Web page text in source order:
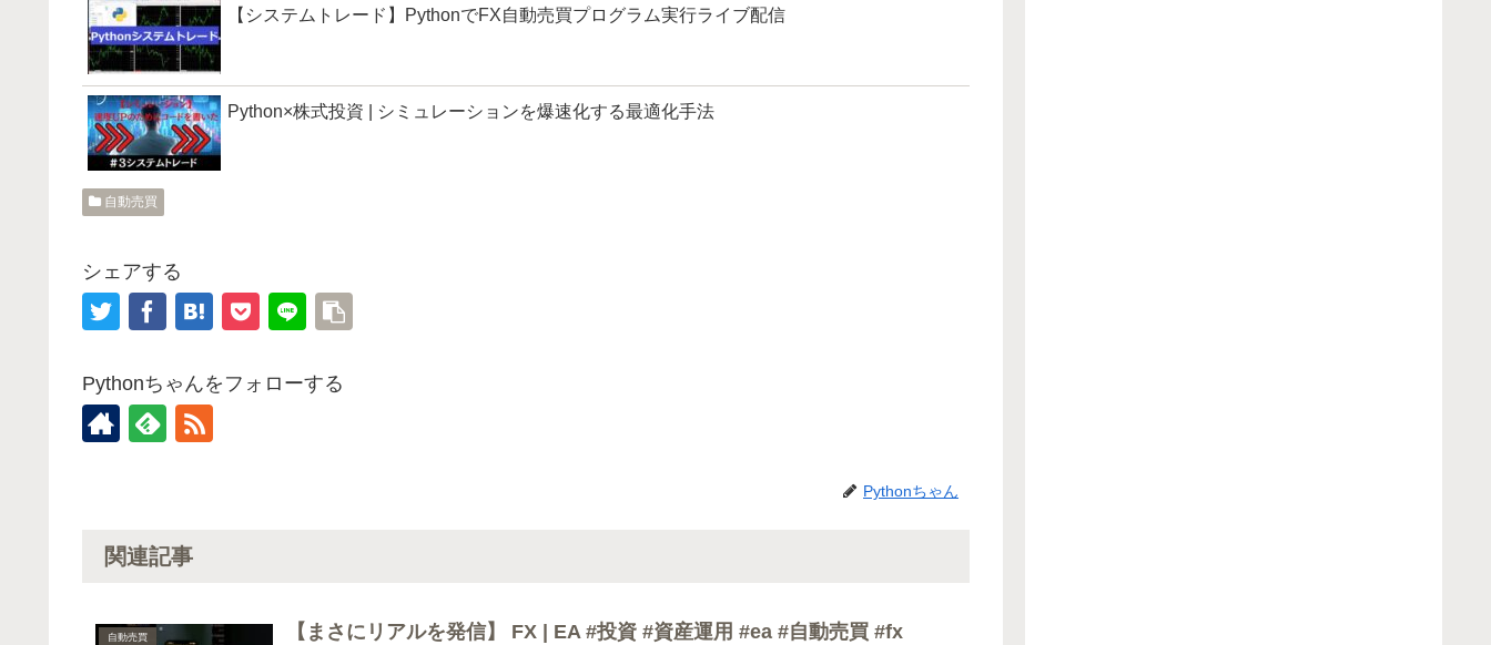
【システムトレード】PythonでFX自動売買プログラム実行ライブ配信
Python×株式投資 | シミュレーションを爆速化する最適化手法
自動売買
シェアする
Pythonちゃんをフォローする
Pythonちゃん
関連記事
自動売買 【まさにリアルを発信】 FX | EA #投資 #資産運用 #ea #自動売買 #fx